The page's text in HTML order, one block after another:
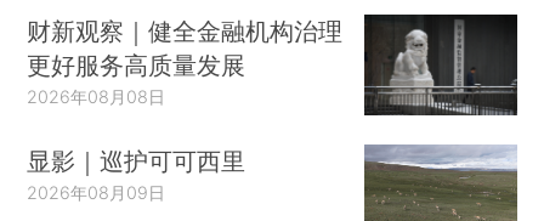
财新观察｜健全金融机构治理
更好服务高质量发展
2026年08月08日
显影｜巡护可可西里
2026年08月09日